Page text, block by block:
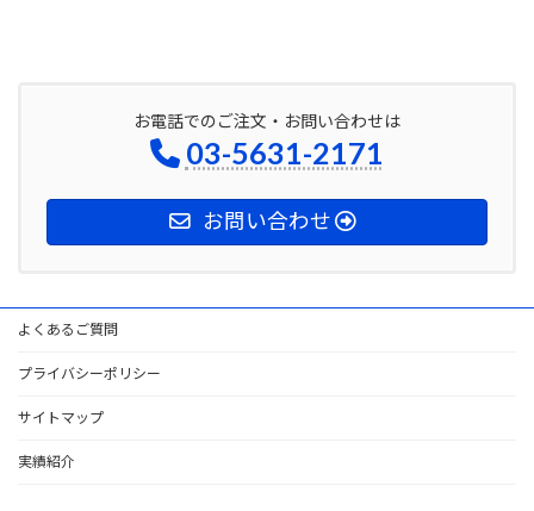
お電話でのご注文・お問い合わせは
03-5631-2171
お問い合わせ
よくあるご質問
プライバシーポリシー
サイトマップ
実績紹介